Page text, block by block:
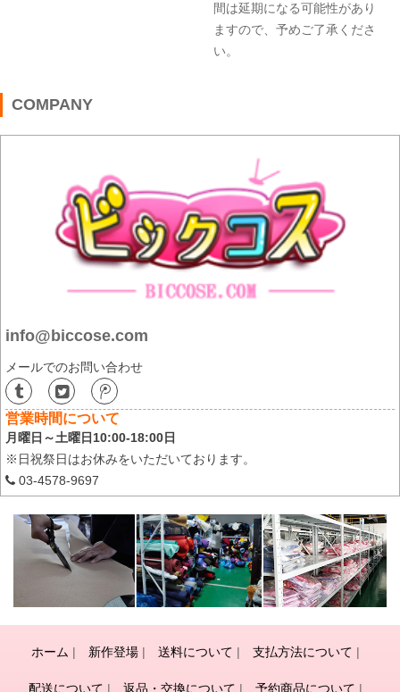
間は延期になる可能性があり
ますので、予めご了承くださ
い。
COMPANY
info@biccose.com
メールでのお問い合わせ
営業時間について
月曜日～土曜日10:00-18:00日
※日祝祭日はお休みをいただいております。
03-4578-9697
ホーム | 新作登場 | 送料について | 支払方法について |
配送について | 返品・交換について | 予約商品について |